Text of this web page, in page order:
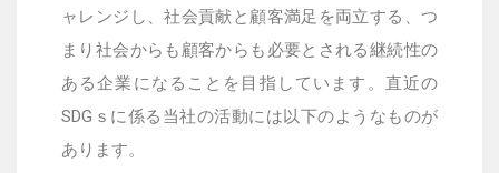
ャレンジし、社会貢献と顧客満足を両立する、つ
まり社会からも顧客からも必要とされる継続性の
ある企業になることを目指しています。 直近の
SDG ｓに係る当社の活動には以下のようなものが
あります。